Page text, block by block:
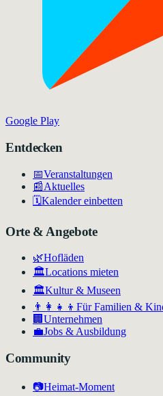
Google Play
Entdecken
📅Veranstaltungen
📰Aktuelles
🗓️Kalender einbetten
Orte & Angebote
🌿Hofläden
🏛️Locations mieten
🏛Kultur & Museen
👨‍👩‍👧‍👦 Für Familien &
🏢 Unternehmen
💼Jobs & Ausbildung
Community
📷Heimat-Moment